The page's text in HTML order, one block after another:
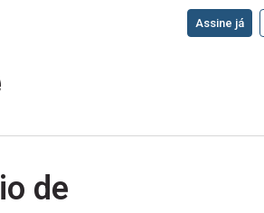
Assine já
de